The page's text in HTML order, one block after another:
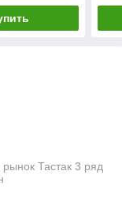
Тастак 3 ряд